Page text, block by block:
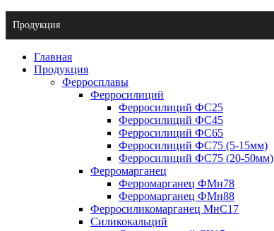
Продукция
Главная
Продукция
Ферросплавы
Ферросилиций
Ферросилиций ФС25
Ферросилиций ФС45
Ферросилиций ФС65
Ферросилиций ФС75 (5-15мм)
Ферросилиций ФС75 (20-50мм)
Ферромарганец
Ферромарганец ФМн78
Ферромарганец ФМн88
Ферросиликомарганец МнС17
Силикокальций